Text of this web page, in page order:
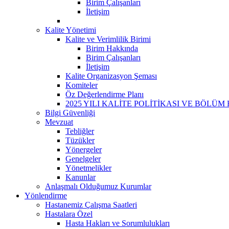
Birim Çalışanları
İletişim
Kalite Yönetimi
Kalite ve Verimlilik Birimi
Birim Hakkında
Birim Çalışanları
İletişim
Kalite Organizasyon Şeması
Komiteler
Öz Değerlendirme Planı
2025 YILI KALİTE POLİTİKASI VE BÖLÜM
Bilgi Güvenliği
Mevzuat
Tebliğler
Tüzükler
Yönergeler
Genelgeler
Yönetmelikler
Kanunlar
Anlaşmalı Olduğumuz Kurumlar
Yönlendirme
Hastanemiz Çalışma Saatleri
Hastalara Özel
Hasta Hakları ve Sorumlulukları